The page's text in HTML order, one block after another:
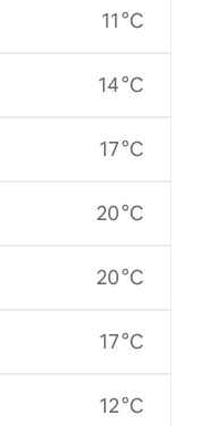
11 °C
14 °C
17 °C
20 °C
20 °C
17 °C
12 °C